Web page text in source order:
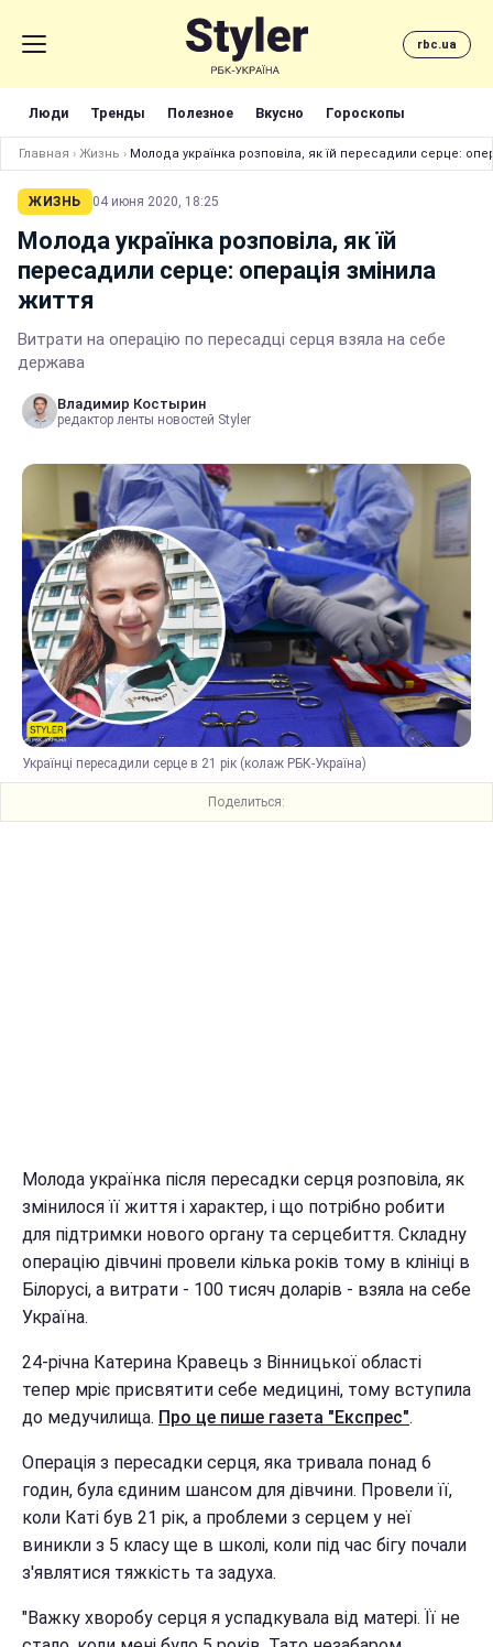
rbc.ua
Люди Тренды Полезное Вкусно Гороскопы
Главная › Жизнь › Молода українка розповіла, як їй пересадили серце:
ЖИЗНЬ 04 июня 2020, 18:25
Молода українка розповіла, як їй
пересадили серце: операція змінила
життя
Витрати на операцію по пересадці серця взяла на себе
держава
Владимир Костырин
редактор ленты новостей Styler
Українці пересадили серце в 21 рік (колаж РБК-Україна)
Поделиться:
Молода українка після пересадки серця розповіла, як
змінилося її життя і характер, і що потрібно робити
для підтримки нового органу та серцебиття. Складну
операцію дівчині провели кілька років тому в клініці в
Білорусі, а витрати - 100 тисяч доларів - взяла на себе
Україна.
24-річна Катерина Кравець з Вінницької області
тепер мріє присвятити себе медицині, тому вступила
до медучилища. Про це пише газета "Експрес".
Операція з пересадки серця, яка тривала понад 6
годин, була єдиним шансом для дівчини. Провели її,
коли Каті був 21 рік, а проблеми з серцем у неї
виникли з 5 класу ще в школі, коли під час бігу почали
з'являтися тяжкість та задуха.
"Важку хворобу серця я успадкувала від матері. Її не